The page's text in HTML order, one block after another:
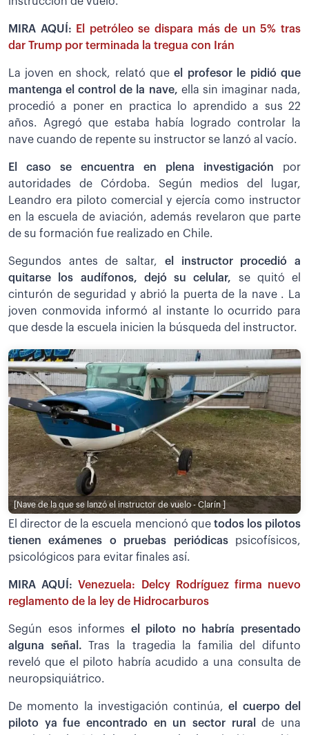
MIRA AQUÍ:
El petróleo se dispara más de un 5% tras
dar Trump por terminada la tregua con Irán
La joven en shock, relató que el profesor le pidió que
mantenga el control de la nave, ella sin imaginar nada,
procedió a poner en practica lo aprendido a sus 22
años. Agregó que estaba había logrado controlar la
nave cuando de repente su instructor se lanzó al vacío.
El caso se encuentra en plena investigación por
autoridades de Córdoba. Según medios del lugar,
Leandro era piloto comercial y ejercía como instructor
en la escuela de aviación, además revelaron que parte
de su formación fue realizado en Chile.
Segundos antes de saltar, el instructor procedió a
quitarse los audífonos, dejó su celular, se quitó el
cinturón de seguridad y abrió la puerta de la nave . La
joven conmovida informó al instante lo ocurrido para
que desde la escuela inicien la búsqueda del instructor.
[Nave de la que se lanzó el instructor de vuelo - Clarín ]
El director de la escuela mencionó quetodos los pilotos
tienen exámenes o pruebas periódicaspsicofísicos,
psicológicos para evitar finales así.
MIRA AQUÍ:Venezuela: Delcy Rodríguez firma nuevo
reglamento de la ley de Hidrocarburos
Según esos informes el piloto no habría presentado
alguna señal. Tras la tragedia la familia del difunto
reveló que el piloto habría acudido a una consulta de
neuropsiquiátrico.
De momento la investigación continúa,el cuerpo del
piloto ya fue encontrado en un sector ruralde una